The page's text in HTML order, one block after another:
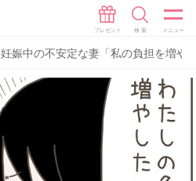
妊娠中の不安定な妻「私の負担を増や